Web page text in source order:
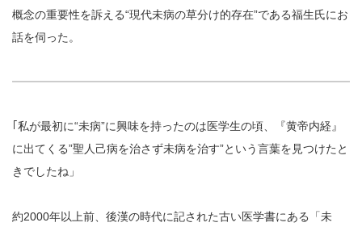
概念の重要性を訴える“現代未病の草分け的存在”である福生氏にお
話を伺った。
｢私が最初に“未病”に興味を持ったのは医学生の頃、『黄帝内経』
に出てくる”聖人己病を治さず未病を治す”という言葉を見つけたと
きでしたね」
約2000年以上前、後漢の時代に記された古い医学書にある「未